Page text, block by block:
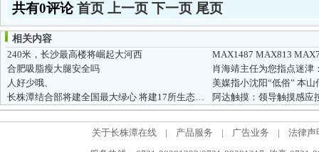
共有0评论首页 上一页 下一页 尾页
相关内容
240米，长沙最高楼将崛起大河西
合肥吸脂瘦大腿安全吗
人好少哦、
美媒指小沈阳“低俗” 本
长株潭结合部将建全国最大绿心 将建17所生态公园
关于长株潭在线 | 产品服务 | 广告业务 |
法律声